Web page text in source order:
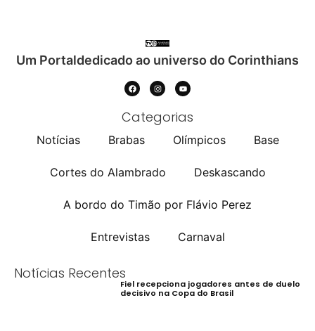
Um Portaldedicado ao universo do Corinthians
Categorias
Notícias Brabas Olímpicos Base
Cortes do Alambrado Deskascando
A bordo do Timão por Flávio Perez
Entrevistas Carnaval
Notícias Recentes
Fiel recepciona jogadores antes de duelo
decisivo na Copa do Brasil